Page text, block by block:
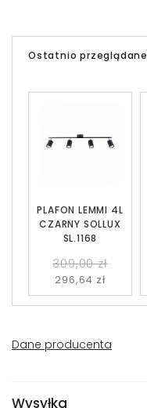
Ostatnio przeglądane
PLAFON LEMMI 4L
CZARNY SOLLUX
SL.1168
309,00 zł
296,64 zł
Dane producenta
Wysyłka